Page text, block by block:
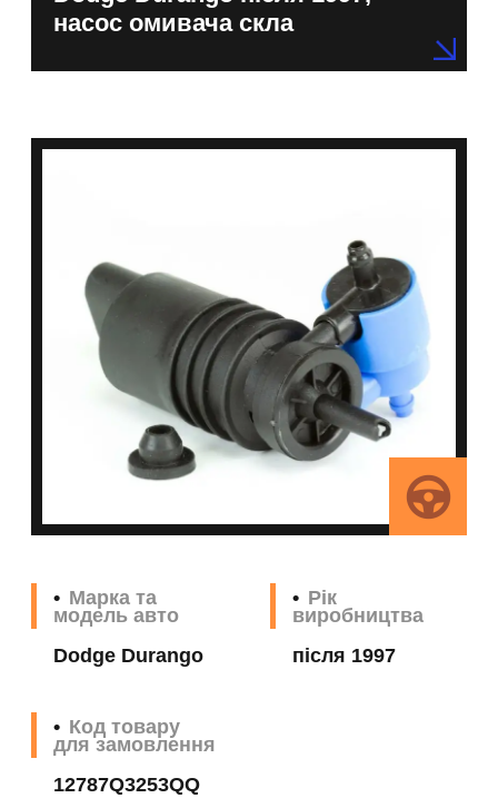
насос омивача скла
Марка та
модель авто
Dodge Durango
Рік
виробництва
після 1997
Код товару
для замовлення
12787Q3253QQ